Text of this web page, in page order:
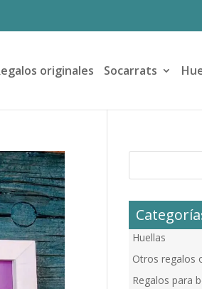
originales Socarrats
Huellas
Otros regalos
Regalos para